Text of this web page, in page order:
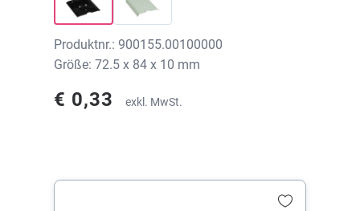
Produktnr.: 900155.00100000
Größe: 72.5 x 84 x 10 mm
€ 0,33 exkl. MwSt.